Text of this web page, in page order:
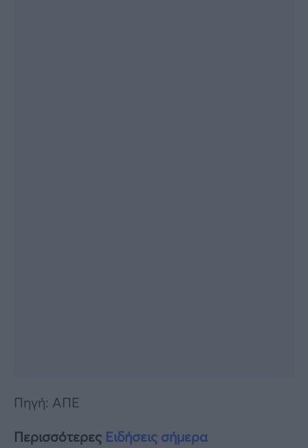
Πηγή: ΑΠΕ
Περισσότερες Ειδήσεις σήμερα